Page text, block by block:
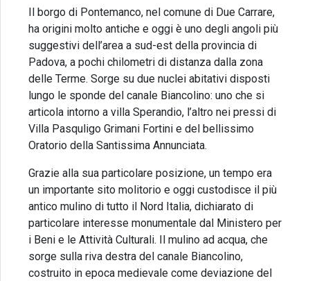
Il borgo di Pontemanco, nel comune di Due Carrare,
ha origini molto antiche e oggi è uno degli angoli più
suggestivi dell’area a sud-est della provincia di
Padova, a pochi chilometri di distanza dalla zona
delle Terme. Sorge su due nuclei abitativi disposti
lungo le sponde del canale Biancolino: uno che si
articola intorno a villa Sperandio, l’altro nei pressi di
Villa Pasquligo Grimani Fortini e del bellissimo
Oratorio della Santissima Annunciata.
Grazie alla sua particolare posizione, un tempo era
un importante sito molitorio e oggi custodisce il più
antico mulino di tutto il Nord Italia, dichiarato di
particolare interesse monumentale dal Ministero per
i Beni e le Attività Culturali. Il mulino ad acqua, che
sorge sulla riva destra del canale Biancolino,
costruito in epoca medievale come deviazione del